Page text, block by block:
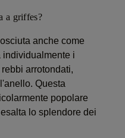
a griffes?
anche come
individualmente i
arrotondati,
Questa
popolare
lo splendore dei